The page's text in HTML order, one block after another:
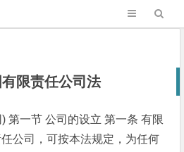
限责任公司法
第一节 公司的设立 第一条 有限
公司，可按本法规定，为任何